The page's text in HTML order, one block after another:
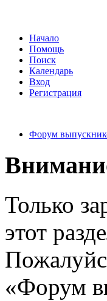
Начало
Помощь
Поиск
Календарь
Вход
Регистрация
Форум
Только
этот
«Форум